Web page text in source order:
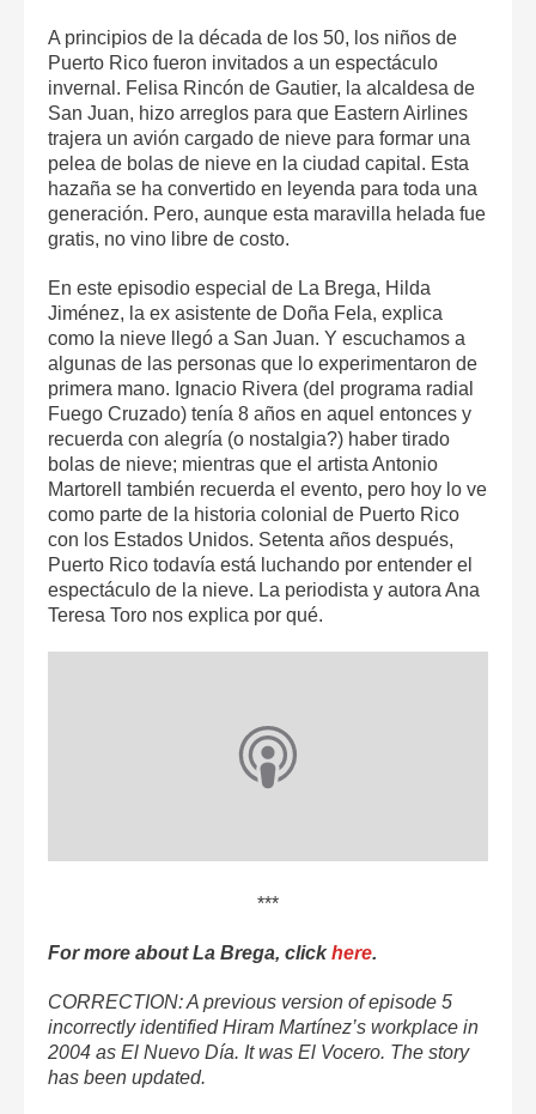
A principios de la década de los 50, los niños de
Puerto Rico fueron invitados a un espectáculo
invernal. Felisa Rincón de Gautier, la alcaldesa de
San Juan, hizo arreglos para que Eastern Airlines
trajera un avión cargado de nieve para formar una
pelea de bolas de nieve en la ciudad capital. Esta
hazaña se ha convertido en leyenda para toda una
generación. Pero, aunque esta maravilla helada fue
gratis, no vino libre de costo.
En este episodio especial de La Brega, Hilda
Jiménez, la ex asistente de Doña Fela, explica
como la nieve llegó a San Juan. Y escuchamos a
algunas de las personas que lo experimentaron de
primera mano. Ignacio Rivera (del programa radial
Fuego Cruzado) tenía 8 años en aquel entonces y
recuerda con alegría (o nostalgia?) haber tirado
bolas de nieve; mientras que el artista Antonio
Martorell también recuerda el evento, pero hoy lo ve
como parte de la historia colonial de Puerto Rico
con los Estados Unidos. Setenta años después,
Puerto Rico todavía está luchando por entender el
espectáculo de la nieve. La periodista y autora Ana
Teresa Toro nos explica por qué.
***
For more about La Brega, clickhere.
CORRECTION: A previous version of episode 5
incorrectly identified Hiram Martínez’s workplace in
2004 as El Nuevo Día. It was El Vocero. The story
has been updated.